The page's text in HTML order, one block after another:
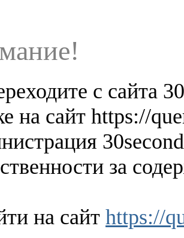
с сайта
на сайт https://
за
на сайт https://